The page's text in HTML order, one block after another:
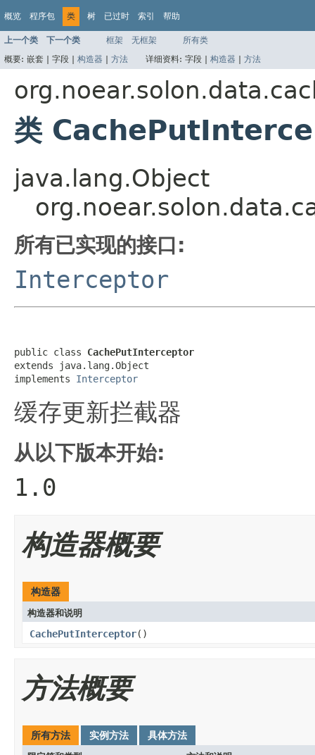
概览 程序包 类 树 已过时 索引 帮助
上一个类 下一个类 框架 无框架
所有类
概要: 嵌套 | 字段 | 构造器 | 方法 详细资料: 字段 | 构造器 | 方法
类
java.lang.Object
所有已实现的接口:
Interceptor
public class CachePutInterceptor
extends java.lang.Object
implements Interceptor
缓存更新拦截器
从以下版本开始:
1.0
构造器概要
构造器
构造器和说明
CachePutInterceptor()
方法概要
所有方法 实例方法 具体方法